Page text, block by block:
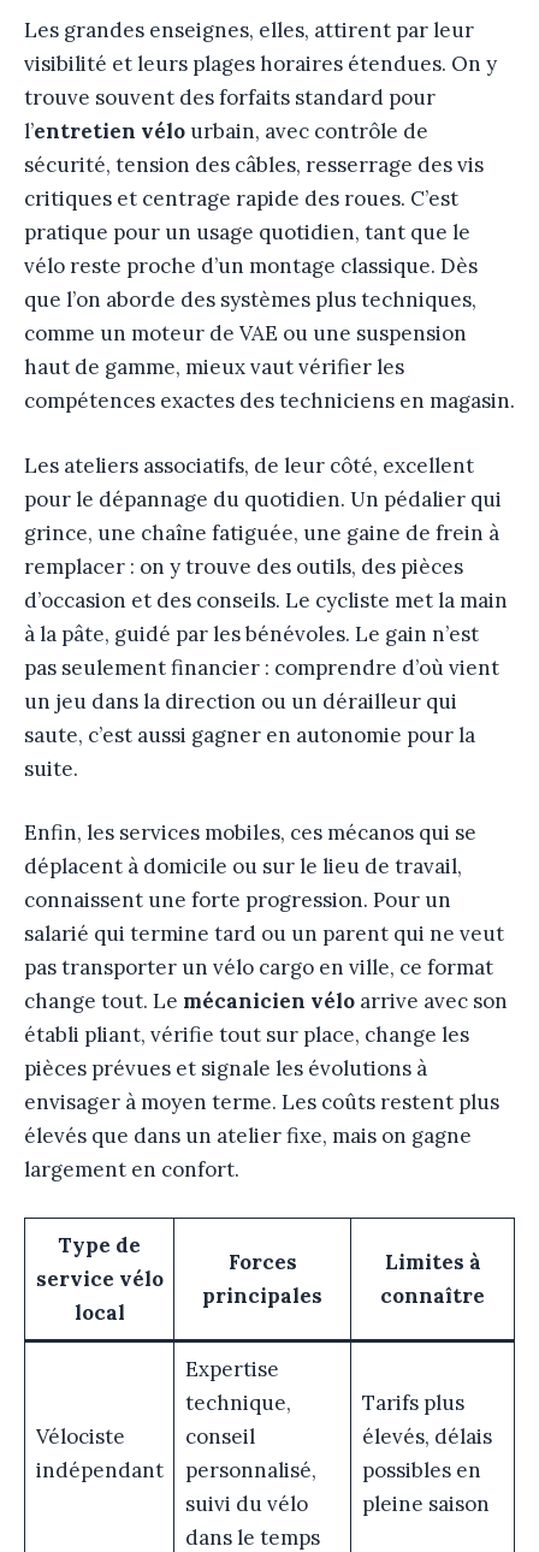
Les grandes enseignes, elles, attirent par leur
visibilité et leurs plages horaires étendues. On y
trouve souvent des forfaits standard pour
l’entretien vélo urbain, avec contrôle de
sécurité, tension des câbles, resserrage des vis
critiques et centrage rapide des roues. C’est
pratique pour un usage quotidien, tant que le
vélo reste proche d’un montage classique. Dès
que l’on aborde des systèmes plus techniques,
comme un moteur de VAE ou une suspension
haut de gamme, mieux vaut vérifier les
compétences exactes des techniciens en magasin.
Les ateliers associatifs, de leur côté, excellent
pour le dépannage du quotidien. Un pédalier qui
grince, une chaîne fatiguée, une gaine de frein à
remplacer : on y trouve des outils, des pièces
d’occasion et des conseils. Le cycliste met la main
à la pâte, guidé par les bénévoles. Le gain n’est
pas seulement financier : comprendre d’où vient
un jeu dans la direction ou un dérailleur qui
saute, c’est aussi gagner en autonomie pour la
suite.
Enfin, les services mobiles, ces mécanos qui se
déplacent à domicile ou sur le lieu de travail,
connaissent une forte progression. Pour un
salarié qui termine tard ou un parent qui ne veut
pas transporter un vélo cargo en ville, ce format
change tout. Le mécanicien vélo arrive avec son
établi pliant, vérifie tout sur place, change les
pièces prévues et signale les évolutions à
envisager à moyen terme. Les coûts restent plus
élevés que dans un atelier fixe, mais on gagne
largement en confort.
Type de
service vélo
local
Forces
principales
Limites à
connaître
Vélociste
indépendant
Expertise
technique,
conseil
personnalisé,
suivi du vélo
dans le temps
Tarifs plus
élevés, délais
possibles en
pleine saison